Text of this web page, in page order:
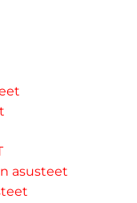
asusteet